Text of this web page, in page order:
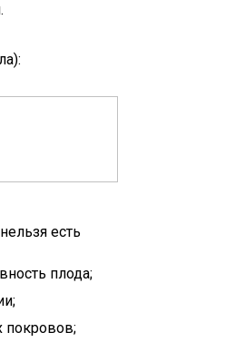
есть
плода;